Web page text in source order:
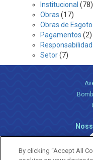
Institucional (78)
Obras (17)
Obras de Esgoto
Pagamentos (2)
Setor(7)
By clicking “Accept All